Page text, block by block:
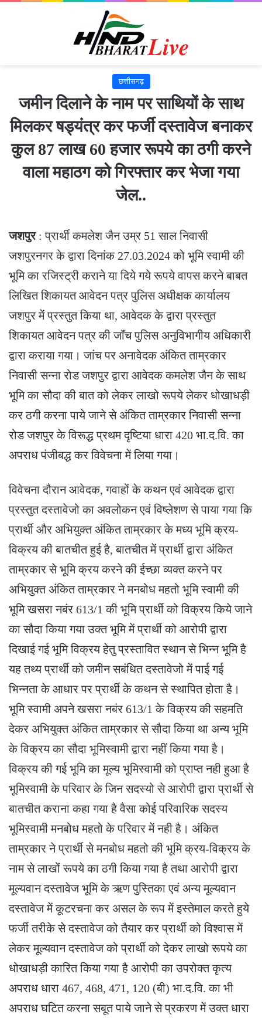
छत्तीसगढ़
जमीन दिलाने के नाम पर साथियों के साथ
मिलकर षड्यंत्र कर फर्जी दस्तावेज बनाकर
कुल 87 लाख 60 हजार रूपये का ठगी करने
वाला महाठग को गिरफ्तार कर भेजा गया
जेल..
जशपुर: प्रार्थी कमलेश जैन उम्र 51 साल निवासी
जशपुरनगर के द्वारा दिनांक 27.03.2024 को भूमि स्वामी की
भूमि का रजिस्ट्री कराने या दिये गये रूपये वापस करने बाबत
लिखित शिकायत आवेदन पत्र पुलिस अधीक्षक कार्यालय
जशपुर में प्रस्तुत किया था, आवेदक के द्वारा प्रस्तुत
शिकायत आवेदन पत्र की जाॅंच पुलिस अनुविभागीय अधिकारी
द्वारा कराया गया। जांच पर अनावेदक अंकित ताम्रकार
निवासी सन्ना रोड जशपुर द्वारा आवेदक कमलेश जैन के साथ
भूमि का सौदा की बात को लेकर लाखो रूपये लेकर धोखाधड़ी
कर ठगी करना पाये जाने से अंकित ताम्रकार निवासी सन्ना
रोड जशपुर के विरूद्ध प्रथम दृष्टिया धारा 420 भा.द.वि. का
अपराध पंजीबद्ध कर विवेचना में लिया गया।
विवेचना दौरान आवेदक, गवाहों के कथन एवं आवेदक द्वारा
प्रस्तुत दस्तावेजो का अवलोकन एवं विष्लेशण से पाया गया कि
प्रार्थी और अभियुक्त अंकित ताम्रकार के मध्य भूमि क्रय-
विक्रय की बातचीत हुई है, बातचीत में प्रार्थी द्वारा अंकित
ताम्रकार से भूमि क्रय करने की ईच्छा व्यक्त करने पर
अभियुक्त अंकित ताम्रकार ने मनबोध महतो भूमि स्वामी की
भूमि खसरा नबंर 613/1 की भूमि प्रार्थी को विक्रय किये जाने
का सौदा किया गया उक्त भूमि में प्रार्थी को आरोपी द्वारा
दिखाई गई भूमि विक्रय हेतु प्रस्तावित स्थान से भिन्न भूमि है
यह तथ्य प्रार्थी को जमीन सबंधित दस्तावेजो में पाई गई
भिन्नता के आधार पर प्रार्थी के कथन से स्थापित होता है।
भूमि स्वामी अपने खसरा नबंर 613/1 के विक्रय की सहमति
देकर अभियुक्त अंकित ताम्रकार से सौदा किया था अन्य भूमि
के विक्रय का सौदा भूमिस्वामी द्वारा नहीं किया गया है।
विक्रय की गई भूमि का मूल्य भूमिस्वामी को प्राप्त नही हुआ है
भूमिस्वामी के परिवार के जिन सदस्यो से आरोपी द्वारा प्रार्थी से
बातचीत कराना कहा गया है वैसा कोई परिवारिक सदस्य
भूमिस्वामी मनबोध महतो के परिवार में नही है। अंकित
ताम्रकार ने प्रार्थी से मनबोध महतो की भूमि क्रय-विक्रय के
नाम से लाखों रूपये का ठगी किया गया है तथा आरोपी द्वारा
मूल्यवान दस्तावेज भूमि के ऋण पुस्तिका एवं अन्य मूल्यवान
दस्तावेज में कूटरचना कर असल के रूप में इस्तेमाल करते हुये
फर्जी तरीके से दस्तावेज को तैयार कर प्रार्थी को विश्वास में
लेकर मूल्यवान दस्तावेज को प्रार्थी को देकर लाखो रूपये का
धोखाधड़ी कारित किया गया है आरोपी का उपरोक्त कृत्य
अपराध धारा 467, 468, 471, 120 (बी) भा.द.वि. का भी
अपराध घटित करना सबूत पाये जाने से प्रकरण में उक्त धारा